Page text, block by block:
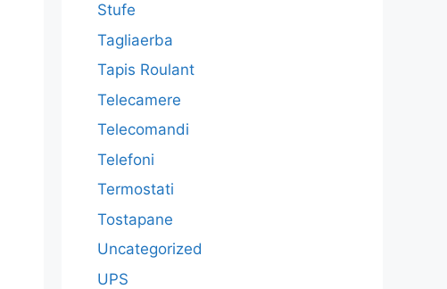
Stufe
Tagliaerba
Tapis Roulant
Telecamere
Telecomandi
Telefoni
Termostati
Tostapane
Uncategorized
UPS